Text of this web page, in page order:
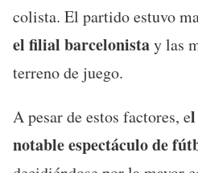
colista. El partido estuvo
el filial barcelonistay las
terreno de juego.
A pesar de estos factores, el
notable espectáculo de